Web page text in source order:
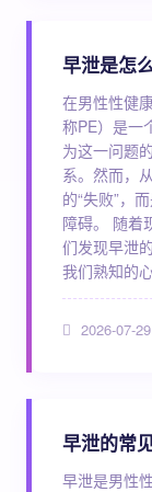
早泄是怎
在男性性健
称PE）是一
为这一问题
系。然而，
的“失败”，
障碍。 随着
们发现早泄
我们熟知的
2026-07-29
早泄的常
早泄是男性